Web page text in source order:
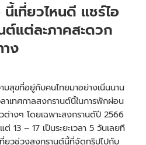
เที่ยวไหนดี แชร์ไอ
ต์แต่ละภาคสะดวก
ง
สุขที่อยู่กับคนไทยมาอย่างเนิ่นนาน
าเทศกาลสงกรานต์นี้ในการพักผ่อน
างๆ โดยเฉพาะสงกรานต์ปี 2566
13 – 17 เป็นระยะเวลา 5 วันเลยที
ยวช่วงสงกรานต์นี้ที่จัดทริปไปกับ